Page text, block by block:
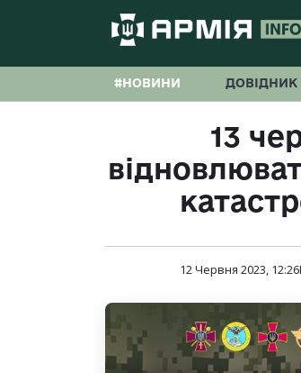
#НОВИНИ ДОВІДНИК
13
12 Червня 2023, 12:26